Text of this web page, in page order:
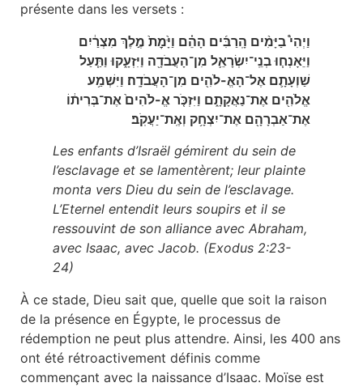
présente dans les versets :
וַיְהִי֩ בַיָּמִ֨ים הָֽרַבִּ֜ים הָהֵ֗ם וַיָּ֙מׇת֙ מֶ֣לֶךְ מִצְרַ֔יִם
וַיֵּאָנְח֧וּ בְנֵֽי־יִשְׂרָאֵ֛ל מִן־הָעֲבֹדָ֖ה וַיִּזְעָ֑קוּ וַתַּ֧עַל
שַׁוְעָתָ֛ם אֶל־הָאֱ-לֹהִ֖ים מִן־הָעֲבֹדָֽה׃ וַיִּשְׁמַ֥ע
אֱלֹהִ֖ים אֶת־נַאֲקָתָ֑ם וַיִּזְכֹּ֤ר אֱ-לֹהִים֙ אֶת־בְּרִית֔וֹ
אֶת־אַבְרָהָ֖ם אֶת־יִצְחָ֥ק וְאֶֽת־יַעֲקֹֽב׃
Les enfants d’Israël gémirent du sein de
l’esclavage et se lamentèrent; leur plainte
monta vers Dieu du sein de l’esclavage.
L’Eternel entendit leurs soupirs et il se
ressouvint de son alliance avec Abraham,
avec Isaac, avec Jacob. (Exodus 2:23-
24)
À ce stade, Dieu sait que, quelle que soit la raison
de la présence en Égypte, le processus de
rédemption ne peut plus attendre. Ainsi, les 400 ans
ont été rétroactivement définis comme
commençant avec la naissance d’Isaac. Moïse est